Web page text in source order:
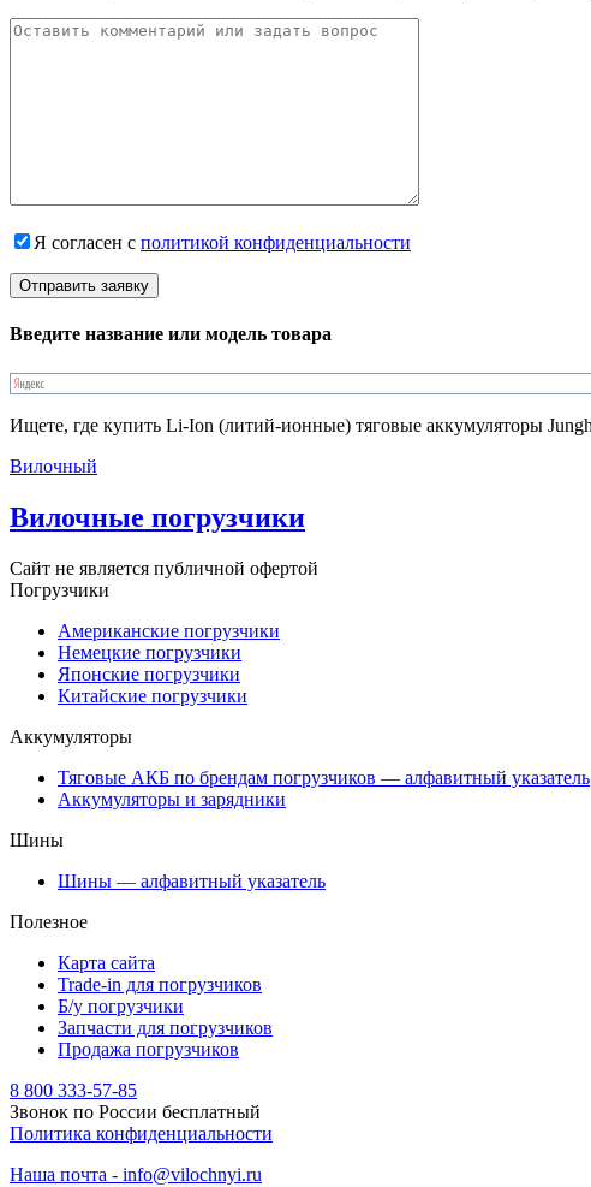
Я согласен с политикой конфиденциальности
Введите название или модель товара
Ищете, где купить Li-Ion (литий-ионные) тяговые аккумуляторы
Вилочный
Вилочные погрузчики
Сайт не является публичной офертой
Погрузчики
Американские погрузчики
Немецкие погрузчики
Японские погрузчики
Китайские погрузчики
Аккумуляторы
Тяговые АКБ по брендам погрузчиков — алфавитный указатель
Аккумуляторы и зарядники
Шины
Шины — алфавитный указатель
Полезное
Карта сайта
Trade-in для погрузчиков
Б/у погрузчики
Запчасти для погрузчиков
Продажа погрузчиков
8 800 333-57-85
Звонок по России бесплатный
Политика конфиденциальности
Наша почта - info@vilochnyi.ru